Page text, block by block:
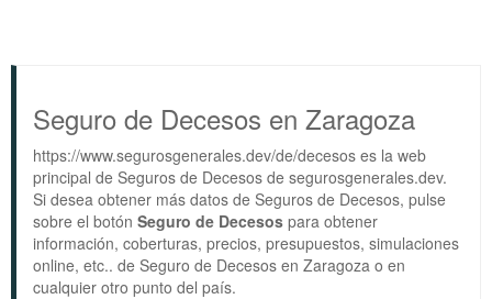
Seguro de Decesos en Zaragoza
https://www.segurosgenerales.dev/de/decesos es la web
principal de Seguros de Decesos de segurosgenerales.dev.
Si desea obtener más datos de Seguros de Decesos, pulse
sobre el botón Seguro de Decesos para obtener
información, coberturas, precios, presupuestos, simulaciones
online, etc.. de Seguro de Decesos en Zaragoza o en
cualquier otro punto del país.